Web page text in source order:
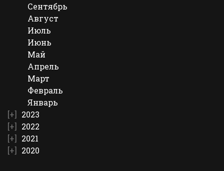
Сентябрь
Август
Июль
Июнь
Май
Апрель
Март
Февраль
Январь
2023
2022
2021
2020